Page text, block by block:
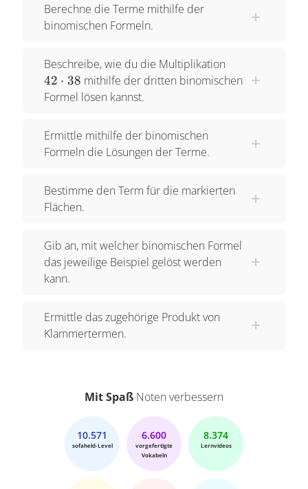
Berechne die Terme mithilfe der
binomischen Formeln.
Beschreibe, wie du die Multiplikation
38
42 ⋅ 38 mithilfe der dritten binomischen
Formel lösen kannst.
Ermittle mithilfe der binomischen
Formeln die Lösungen der Terme.
Bestimme den Term für die markierten
Flächen.
Gib an, mit welcher binomischen Formel
das jeweilige Beispiel gelöst werden
kann.
Ermittle das zugehörige Produkt von
Klammertermen.
Mit Spaß Noten verbessern
10.571
sofaheld-Level
6.600
vorgefertigte
Vokabeln
8.374
Lernvideos